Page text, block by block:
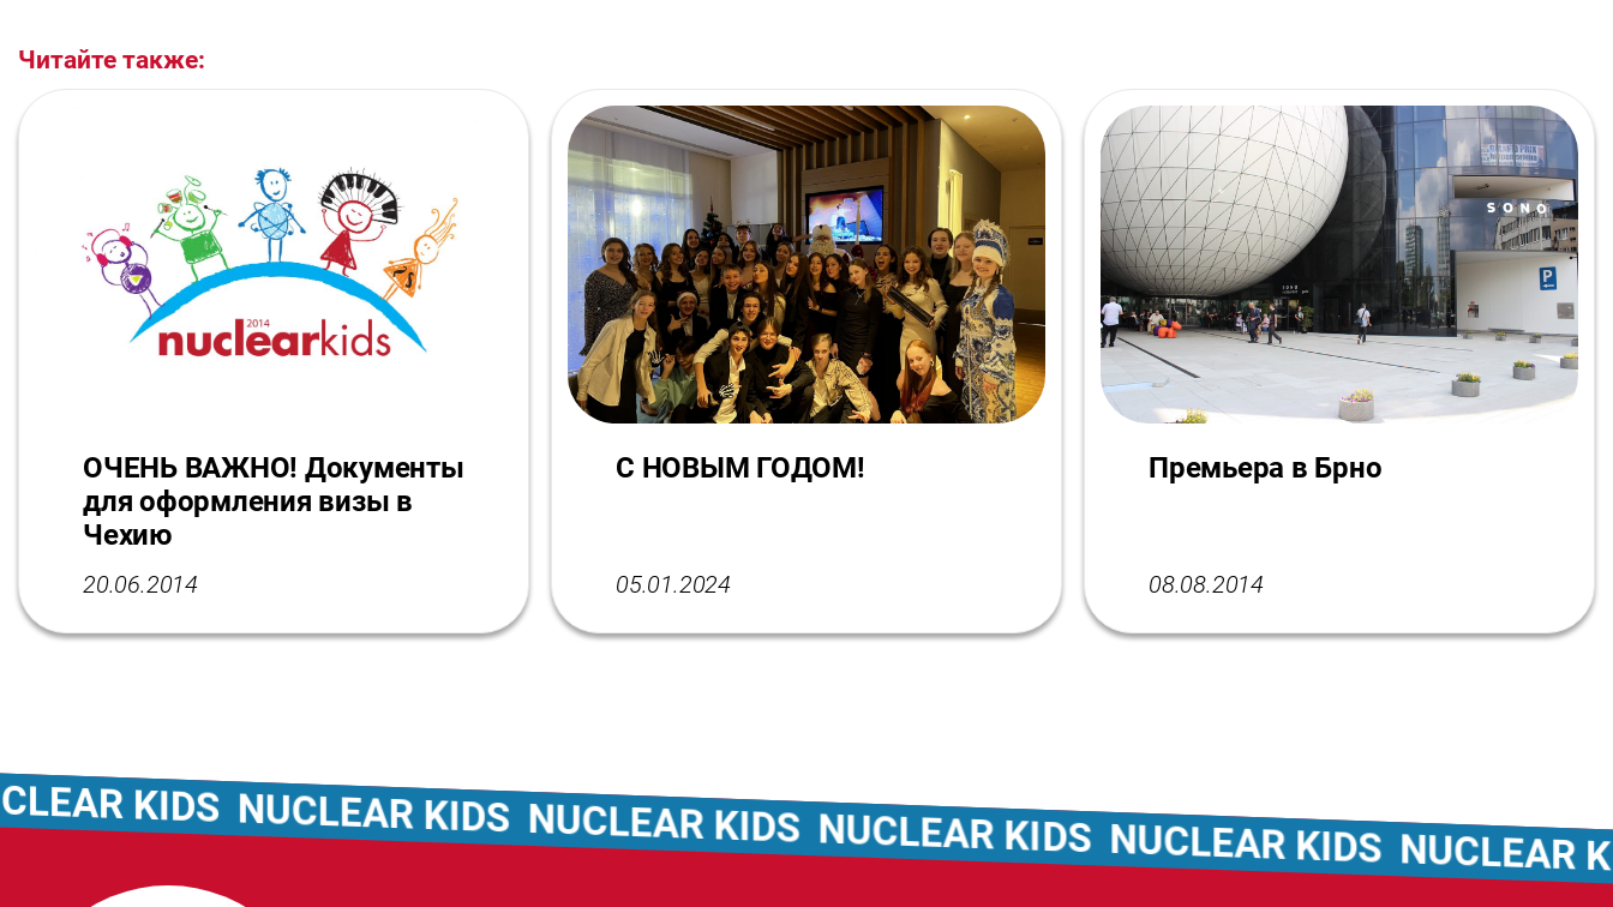
Читайте также:
ОЧЕНЬ ВАЖНО! Документы
для оформления визы в
Чехию
20.06.2014
С НОВЫМ ГОДОМ!
05.01.2024
Премьера в Брно
08.08.2014
KIDS NUCLEAR KIDS NUCLEAR KIDS NUCLEAR KIDS NUCLEAR KIDS NUCLEAR